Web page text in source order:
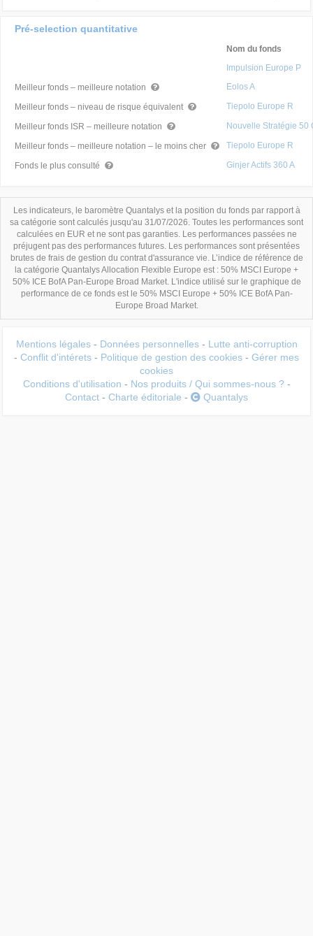
Pré-selection quantitative
Nom du fonds
Impulsion Europe P
Meilleur fonds – meilleure notation
Eolos A
Meilleur fonds – niveau de risque équivalent Tiepolo Europe R
Meilleur fonds ISR – meilleure notation Nouvelle Stratégie 50
Meilleur fonds – meilleure notation – le moins cher Tiepolo Europe R
Fonds le plus consulté Ginjer Actifs 360 A
Les indicateurs, le baromètre Quantalys et la position du fonds par rapport à
sa catégorie sont calculés jusqu'au 31/07/2026. Toutes les performances sont
calculées en EUR et ne sont pas garanties. Les performances passées ne
préjugent pas des performances futures. Les performances sont présentées
brutes de frais de gestion du contrat d'assurance vie. L’indice de référence de
la catégorie Quantalys Allocation Flexible Europe est : 50% MSCI Europe +
50% ICE BofA Pan-Europe Broad Market. L'indice utilisé sur le graphique de
performance de ce fonds est le 50% MSCI Europe + 50% ICE BofA Pan-
Europe Broad Market.
Mentions légales - Données personnelles - Lutte anti-corruption
- Conflit d'intérets - Politique de gestion des cookies - Gérer mes
cookies
Conditions d'utilisation - Nos produits / Qui sommes-nous ? -
Contact - Charte éditoriale - Quantalys